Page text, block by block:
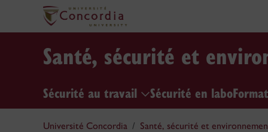
Santé, sécurité et
Sécurité au travail Sécurité en labo
Université Concordia Santé, sécurité et